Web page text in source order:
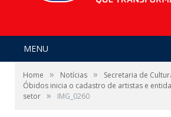
MENU
Home » Notícias »
Secretaria de
Óbidos inicia o cadastro de artistas e
setor » IMG_0260